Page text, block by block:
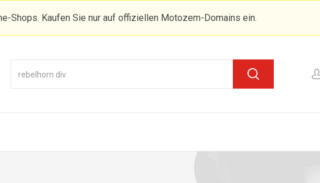
Shops. Kaufen Sie nur auf offiziellen Motozem-Domains ein.